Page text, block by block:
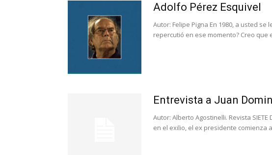
Adolfo Pérez Esquivel
Autor: Felipe Pigna En 1980, a usted se
repercutió en ese momento? Creo que
Entrevista a Juan
Autor: Alberto Agostinelli. Revista
en el exilio, el ex presidente comienza